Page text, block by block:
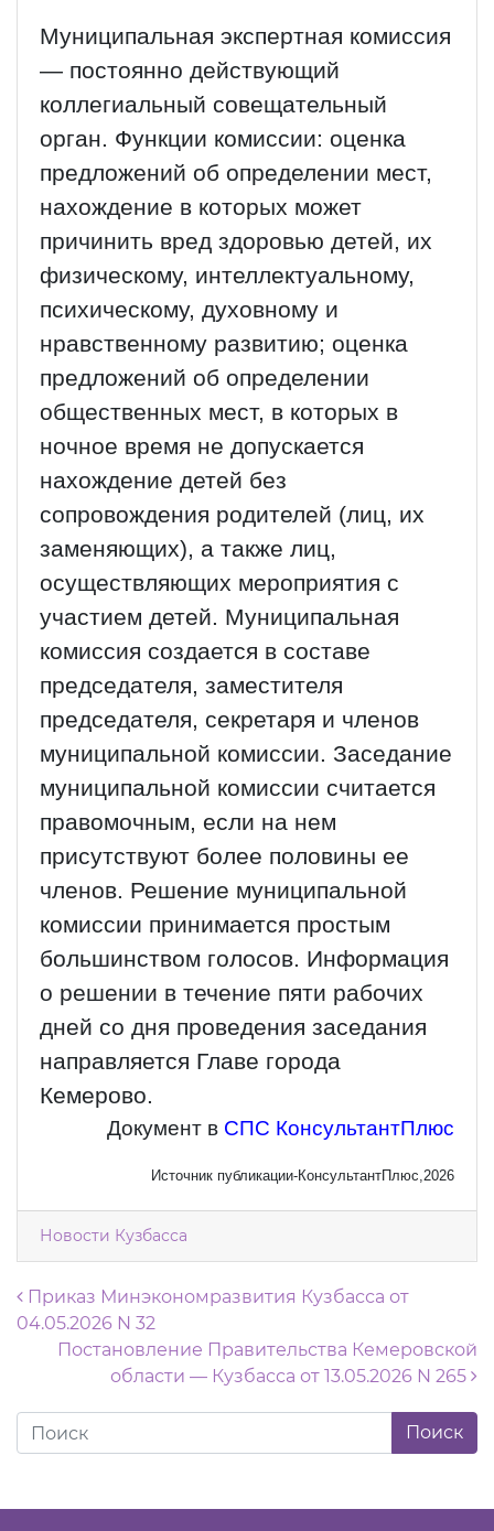
Муниципальная экспертная комиссия
— постоянно действующий
коллегиальный совещательный
орган. Функции комиссии: оценка
предложений об определении мест,
нахождение в которых может
причинить вред здоровью детей, их
физическому, интеллектуальному,
психическому, духовному и
нравственному развитию; оценка
предложений об определении
общественных мест, в которых в
ночное время не допускается
нахождение детей без
сопровождения родителей (лиц, их
заменяющих), а также лиц,
осуществляющих мероприятия с
участием детей. Муниципальная
комиссия создается в составе
председателя, заместителя
председателя, секретаря и членов
муниципальной комиссии. Заседание
муниципальной комиссии считается
правомочным, если на нем
присутствуют более половины ее
членов. Решение муниципальной
комиссии принимается простым
большинством голосов. Информация
о решении в течение пяти рабочих
дней со дня проведения заседания
направляется Главе города
Кемерово.
Документ в СПС КонсультантПлюс
Источник публикации-КонсультантПлюс,2026
Новости Кузбасса
Навигация по записям
Приказ Минэкономразвития Кузбасса от
04.05.2026 N 32
Постановление Правительства Кемеровской
области — Кузбасса от 13.05.2026 N 265